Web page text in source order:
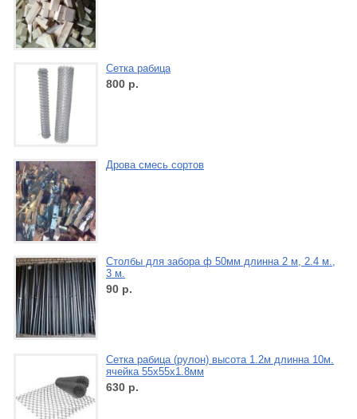
Сетка рабица
800 р.
Дрова смесь сортов
Столбы для забора ф 50мм длинна 2 м, 2.4 м.,
3 м.
90 р.
Сетка рабица (рулон) высота 1.2м длинна 10м.
ячейка 55х55х1.8мм
630 р.